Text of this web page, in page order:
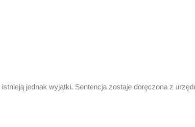
jednak wyjątki. Sentencja zostaje doręczona z